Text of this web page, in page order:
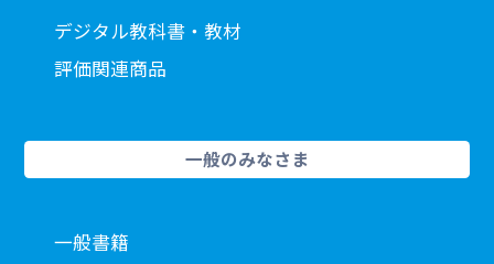
デジタル教科書・教材
評価関連商品
一般のみなさま
一般書籍